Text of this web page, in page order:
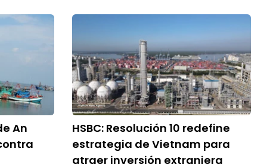
An
HSBC: Resolución 10 redefine
estrategia de Vietnam para
atraer inversión extranjera